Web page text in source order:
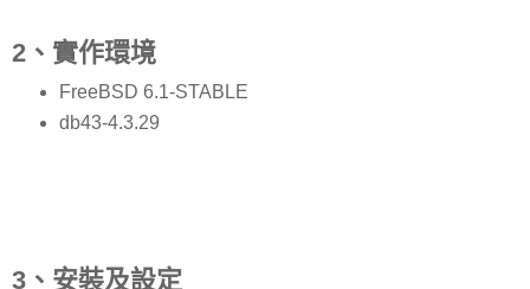
2、實作環境
FreeBSD 6.1-STABLE
db43-4.3.29
3、安裝及設定